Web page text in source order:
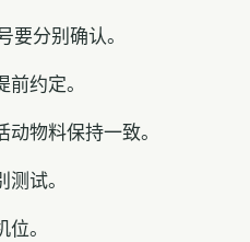
要分别确认。
约定。
物料保持一致。
试。
。